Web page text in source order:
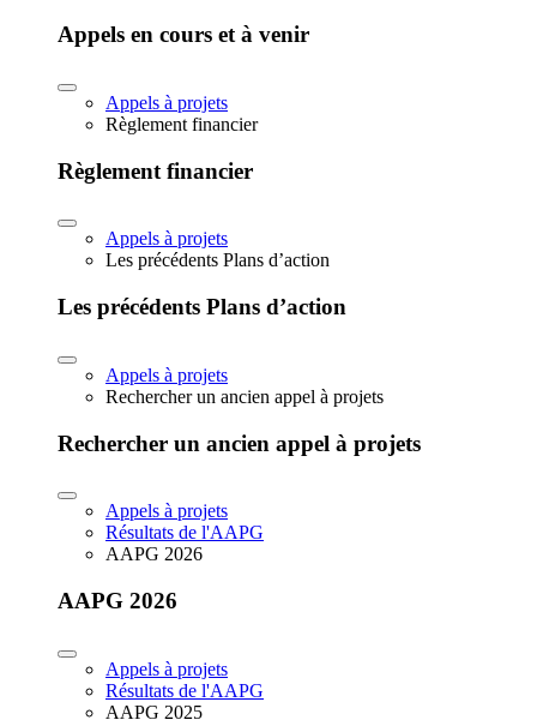
Appels en cours et à venir
Appels à projets
Règlement financier
Règlement financier
Appels à projets
Les précédents Plans d’action
Les précédents Plans d’action
Appels à projets
Rechercher un ancien appel à projets
Rechercher un ancien appel à projets
Appels à projets
Résultats de l'AAPG
AAPG 2026
AAPG 2026
Appels à projets
Résultats de l'AAPG
AAPG 2025